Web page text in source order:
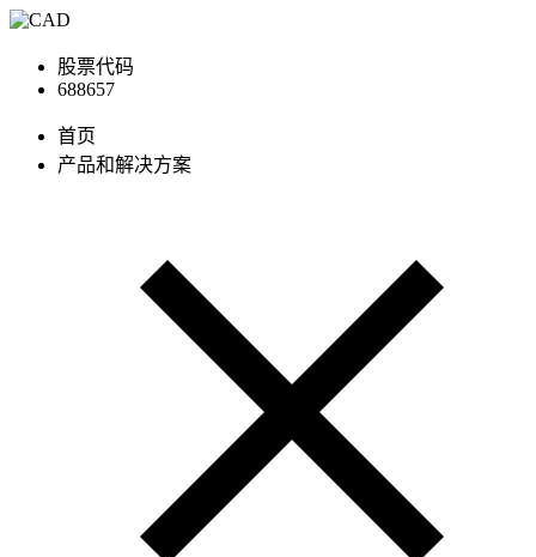
股票代码
688657
首页
产品和解决方案